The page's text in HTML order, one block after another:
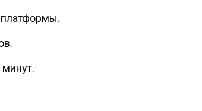
платформы.